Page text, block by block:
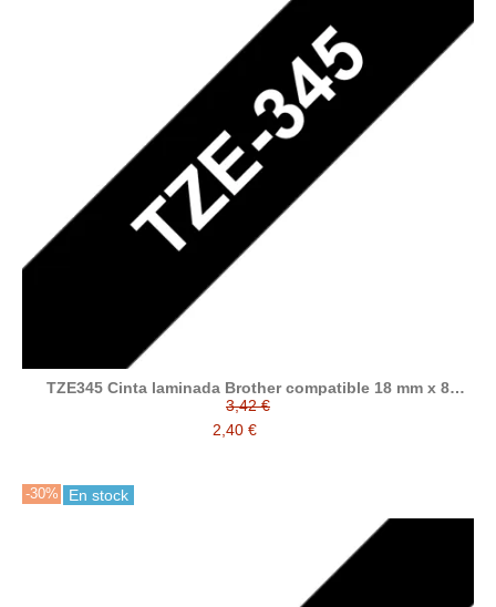
TZE345 Cinta laminada Brother compatible 18 mm x 8
metros
3,42 €
2,40 €
-30% En stock